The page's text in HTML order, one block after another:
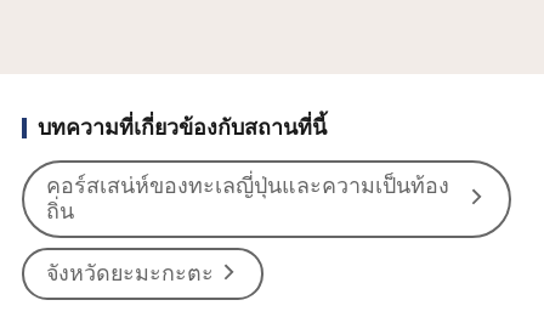
บทความที่เกี่ยวข้องกับสถานที่นี้
คอร์สเสน่ห์ของทะเลญี่ปุ่นและความเป็นท้อง
ถิ่น
จังหวัดยะมะกะตะ